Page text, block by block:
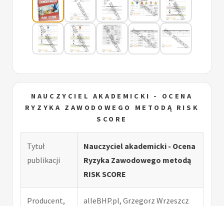
NAUCZYCIEL AKADEMICKI - OCENA
RYZYKA ZAWODOWEGO METODĄ RISK
SCORE
Tytuł
publikacji
Nauczyciel akademicki - Ocena
Ryzyka Zawodowego metodą
RISK SCORE
Producent,
alleBHP.pl, Grzegorz Wrzeszcz